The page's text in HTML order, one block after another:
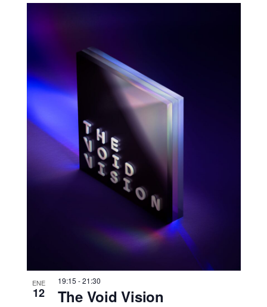
ENE
12
19:15 -21:30
The Void Vision